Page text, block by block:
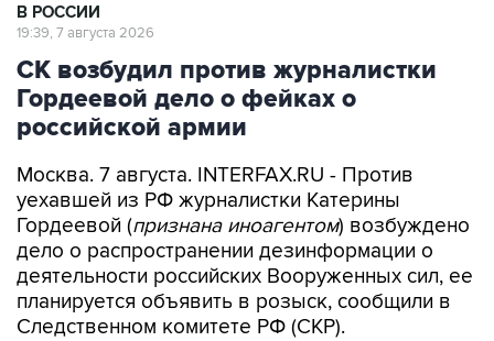
В РОССИИ
19:39, 7 августа 2026
СК возбудил против журналистки
Гордеевой дело о фейках о
российской армии
Москва. 7 августа. INTERFAX.RU - Против
уехавшей из РФ журналистки Катерины
Гордеевой (признана иноагентом) возбуждено
дело о распространении дезинформации о
деятельности российских Вооруженных сил, ее
планируется объявить в розыск, сообщили в
Следственном комитете РФ (СКР).